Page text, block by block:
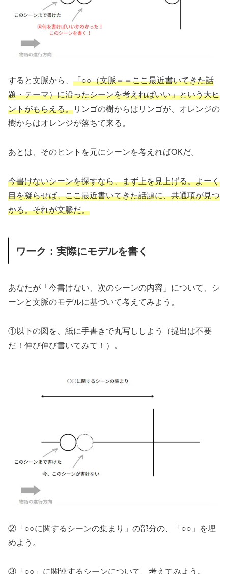
すると文脈から、 「○○（文脈＝＝ここ最近書いてきた話
題・テーマ）に沿ったシーンを考えればいい」という大ヒ
ントがもらえる。リンゴの樹からはリンゴが、オレンジの
樹からはオレンジが落ちて来る。
あとは、そのヒントを元にシーンを考えればOKだ。
今書けないシーンを探すなら、まず上を見上げる。よーく
目を凝らせば、ここ最近書いてきた話題に、共通項が見つ
かる。それが文脈だ。
ワーク：実際にモデルを書く
あなたが「今書けない、次のシーンの内容」について、シ
ーンと文脈のモデルに基づいて考えてみよう。
①以下の図を、紙に手書きで丸写ししよう（提出は不要
だ！伸び伸び書いてみて！）。
②「○○に関するシーンの集まり」の部分の、「○○」を埋
めよう。
③「○○」に関連するシーンについて、考えてみよう。